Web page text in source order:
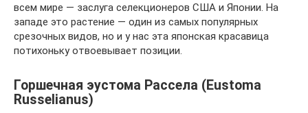
всем мире — заслуга селекционеров США и Японии. На
западе это растение — один из самых популярных
срезочных видов, но и у нас эта японская красавица
потихоньку отвоевывает позиции.
Горшечная эустома Рассела (Eustoma
Russelianus)